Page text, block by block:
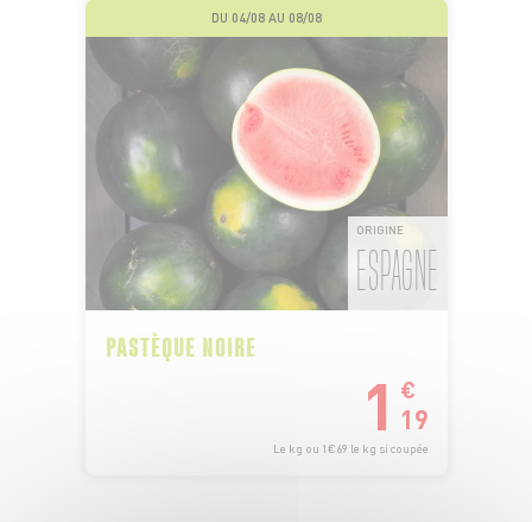
DU 04/08 AU 08/08
ORIGINE
ESPAGNE
PASTÈQUE NOIRE
1 €
19
Le kg ou 1€69 le kg si coupée